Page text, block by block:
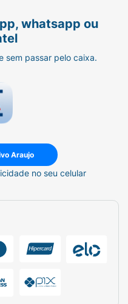
whatsapp ou
sem passar pelo caixa.
Araujo
no seu celular